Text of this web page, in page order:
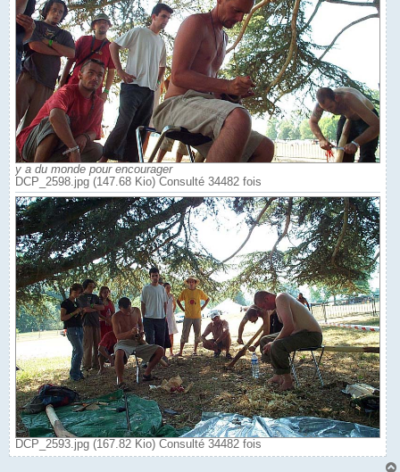
y a du monde pour encourager
DCP_2598.jpg (147.68 Kio) Consulté 34482 fois
DCP_2593.jpg (167.82 Kio) Consulté 34482 fois